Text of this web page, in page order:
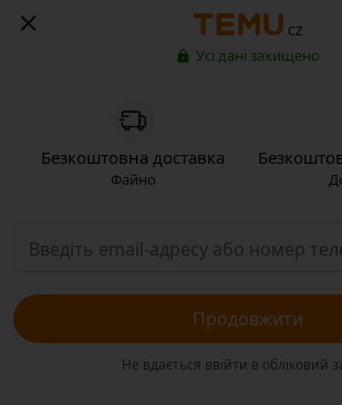
CZ
Усі дані захищено
Безкоштовна доставка
Файно
Продовжити
Не вдається ввійти в обліковий